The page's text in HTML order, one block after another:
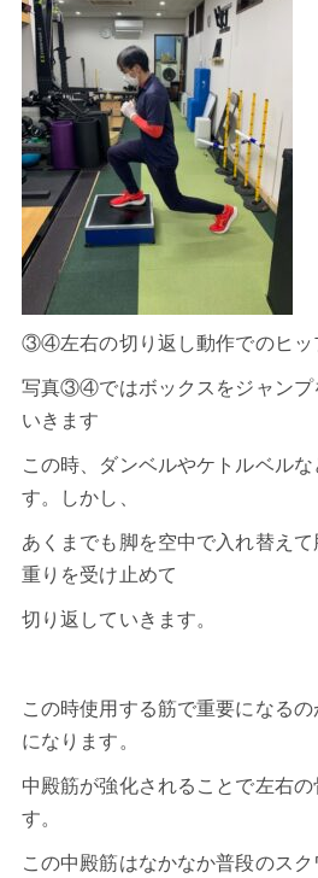
③④左右の切り返し動作でのヒッ
写真③④ではボックスをジャンプ
いきます
この時、ダンベルやケトルベル
す。しかし、
あくまでも脚を空中で入れ替え
重りを受け止めて
切り返していきます。
この時使用する筋で重要になる
になります。
中殿筋が強化されることで左右
す。
この中殿筋はなかなか普段のスク